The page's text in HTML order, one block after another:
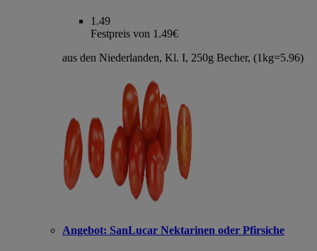
1.49
Festpreis von 1.49€
aus den Niederlanden, Kl. I, 250g Becher, (1kg=5.96)
Angebot: SanLucar Nektarinen oder Pfirsiche